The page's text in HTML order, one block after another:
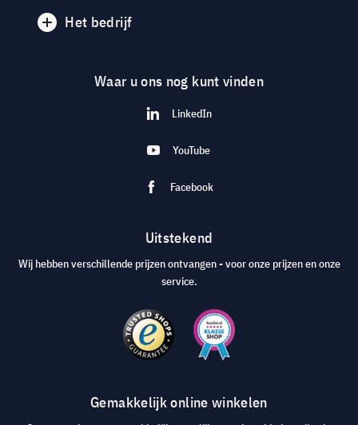
Het bedrijf
Waar u ons nog kunt vinden
LinkedIn
YouTube
Facebook
Uitstekend
Wij hebben verschillende prijzen ontvangen - voor onze prijzen en onze
service.
Gemakkelijk online winkelen